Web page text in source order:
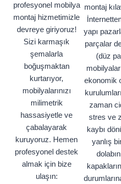
profesyonel mobilya
montaj hizmetimizle
devreye giriyoruz!
Sizi karmaşık
şemalarla
boğuşmaktan
kurtarıyor,
mobilyalarınızı
milimetrik
hassasiyetle ve
çabalayarak
kuruyoruz. Hemen
profesyonel destek
almak için bize
ulaşın:
montaj
yapı
parçalar
(düz
ekonomik
zaman
stres ve
kaybı
yanlış